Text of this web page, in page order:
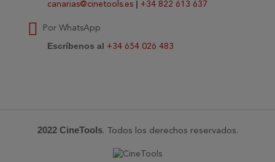
canarias@cinetools.es | +34 822 613 637
Por WhatsApp
Escríbenos al +34 654 026 483
2022 CineTools. Todos los derechos reservados.